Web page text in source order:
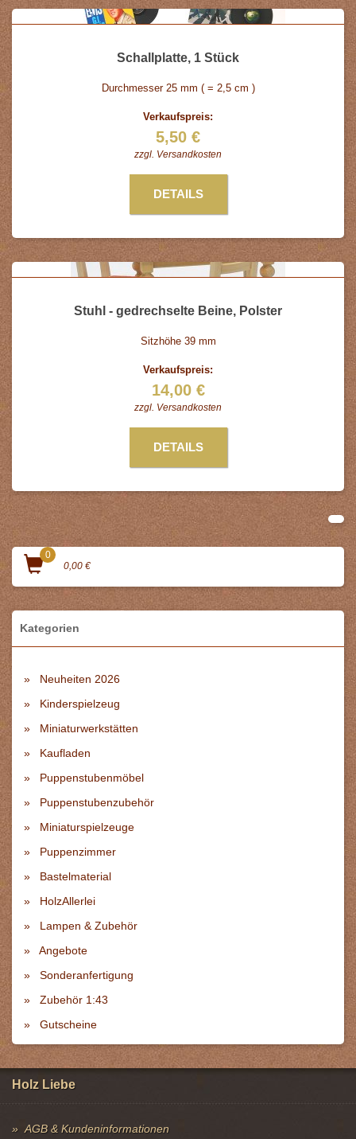
Schallplatte, 1 Stück
Durchmesser 25 mm ( = 2,5 cm )
Verkaufspreis:
5,50 €
zzgl. Versandkosten
DETAILS
Stuhl - gedrechselte Beine, Polster
Sitzhöhe 39 mm
Verkaufspreis:
14,00 €
zzgl. Versandkosten
DETAILS
0
0,00 €
Kategorien
Neuheiten 2026
Kinderspielzeug
Miniaturwerkstätten
Kaufladen
Puppenstubenmöbel
Puppenstubenzubehör
Miniaturspielzeuge
Puppenzimmer
Bastelmaterial
HolzAllerlei
Lampen & Zubehör
Angebote
Sonderanfertigung
Zubehör 1:43
Gutscheine
Holz Liebe
AGB & Kundeninformationen